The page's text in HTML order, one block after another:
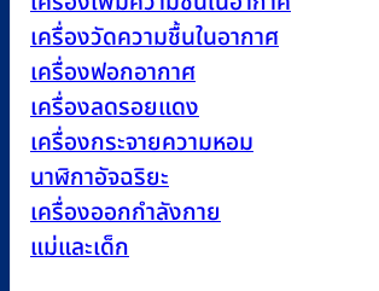
เครื่องวัดความชื้นในอากาศ
เครื่องฟอกอากาศ
เครื่องลดรอยแดง
เครื่องกระจายความหอม
นาฬิกาอัจฉริยะ
เครื่องออกกำลังกาย
แม่และเด็ก